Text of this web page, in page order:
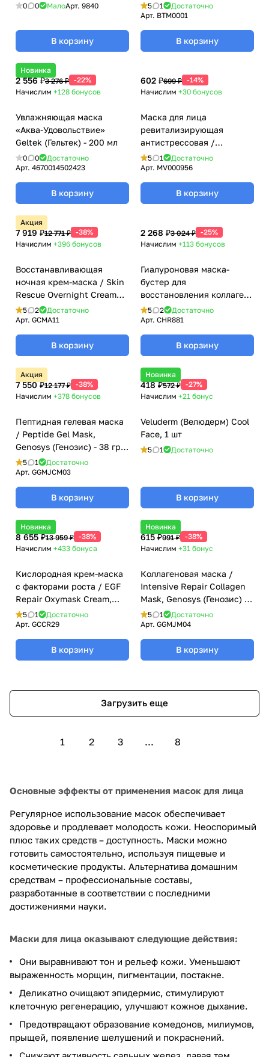
Protection Inspira, Janssen
косметика), 50 мл
0 0 МалоАрт. 9840
В корзину
5 1
Достаточно
Арт. BTM0001
В корзину
Новинка
2 556 ₽3 276 ₽ -22%
Начислим +128 бонусов
Увлажняющая маска
«Аква-Удовольствие»
Geltek (Гельтек) - 200 мл
0 0
Достаточно
Арт. 4670014502423
В корзину
602 ₽699 ₽ -14%
Начислим +30 бонусов
Маска для лица
ревитализирующая
антистрессовая /
Vitalizing Mask Pack,
Dermaheal (Дермахил), 22
гр
5 1
Достаточно
Арт. MV000956
В корзину
Акция
7 919 ₽12 771 ₽ -38%
Начислим +396 бонусов
Восстанавливающая
ночная крем-маска / Skin
Rescue Overnight Cream
Mask, Genosys (Генозис) -
100 мл
5 2
Достаточно
Арт. GCMA11
В корзину
2 268 ₽3 024 ₽ -25%
Начислим +113 бонусов
Гиалуроновая маска-
бустер для
восстановления коллагена
/ Firm Collagen Boost Mask,
Line Repair, Christina
(Кристина) - 60 мл
5 2
Достаточно
Арт. CHR881
В корзину
Акция
7 550 ₽12 177 ₽ -38%
Начислим +378 бонусов
Пептидная гелевая маска
/ Peptide Gel Mask,
Genosys (Генозис) - 38 гр x
5 шт
5 1
Достаточно
Арт. GGMJCM03
В корзину
Новинка
418 ₽572 ₽ -27%
Начислим +21 бонус
Veluderm (Велюдерм) Cool
Face, 1 шт
5 1 Достаточно
В корзину
Новинка
8 655 ₽13 959 ₽ -38%
Начислим +433 бонуса
Кислородная крем-маска
с факторами роста / EGF
Repair Oxymask Cream,
Genosys (Генозис) - 50 мл
5 1
Достаточно
Арт. GCCR29
В корзину
Новинка
615 ₽991 ₽ -38%
Начислим +31 бонус
Коллагеновая маска /
Intensive Repair Collagen
Mask, Genosys (Генозис) -
23 гр
5 1
Достаточно
Арт. GGMJM04
В корзину
Загрузить еще
1 2 3 ... 8
Основные эффекты от применения масок для лица
Регулярное использование масок обеспечивает
здоровье и продлевает молодость кожи. Неоспоримый
плюс таких средств – доступность. Маски можно
готовить самостоятельно, используя пищевые и
косметические продукты. Альтернатива домашним
средствам – профессиональные составы,
разработанные в соответствии с последними
достижениями науки.
Маски для лица оказывают следующие действия:
Они выравнивают тон и рельеф кожи. Уменьшают
выраженность морщин, пигментации, постакне.
Деликатно очищают эпидермис, стимулируют
клеточную регенерацию, улучшают кожное дыхание.
Предотвращают образование комедонов, милиумов,
прыщей, появление шелушений и покраснений.